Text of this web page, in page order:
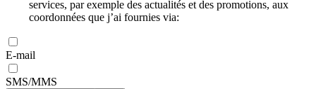
services, par exemple des actualités et des promotions, aux
coordonnées que j’ai fournies via:
E-mail
SMS/MMS